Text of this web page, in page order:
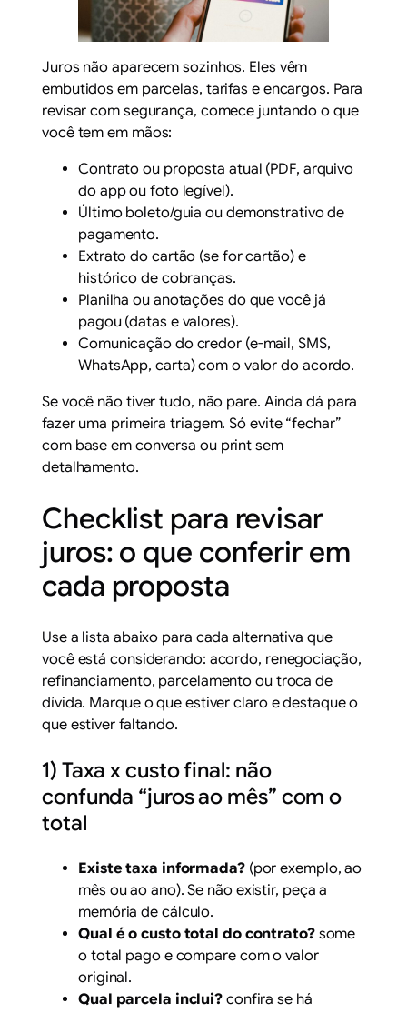
Juros não aparecem sozinhos. Eles vêm
embutidos em parcelas, tarifas e encargos. Para
revisar com segurança, comece juntando o que
você tem em mãos:
Contrato ou proposta atual (PDF, arquivo
do app ou foto legível).
Último boleto/guia ou demonstrativo de
pagamento.
Extrato do cartão (se for cartão) e
histórico de cobranças.
Planilha ou anotações do que você já
pagou (datas e valores).
Comunicação do credor (e-mail, SMS,
WhatsApp, carta) com o valor do acordo.
Se você não tiver tudo, não pare. Ainda dá para
fazer uma primeira triagem. Só evite “fechar”
com base em conversa ou print sem
detalhamento.
Checklist para revisar
juros: o que conferir em
cada proposta
Use a lista abaixo para cada alternativa que
você está considerando: acordo, renegociação,
refinanciamento, parcelamento ou troca de
dívida. Marque o que estiver claro e destaque o
que estiver faltando.
1) Taxa x custo final: não
confunda “juros ao mês” com o
total
Existe taxa informada?(por exemplo, ao
mês ou ao ano). Se não existir, peça a
memória de cálculo.
Qual é o custo total do contrato?some
o total pago e compare com o valor
original.
Qual parcela inclui? confira se há